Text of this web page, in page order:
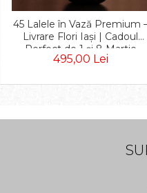
45 Lalele în Vază Premium
Livrare Flori Iași | Cadoul
Perfect de 1 și 8 Martie
495,00 Lei